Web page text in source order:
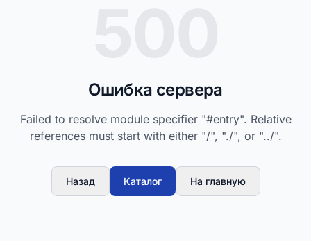
Ошибка сервера
Failed to resolve module specifier "#entry". Relative
references must start with either "/", "./", or "../".
Назад Каталог На главную